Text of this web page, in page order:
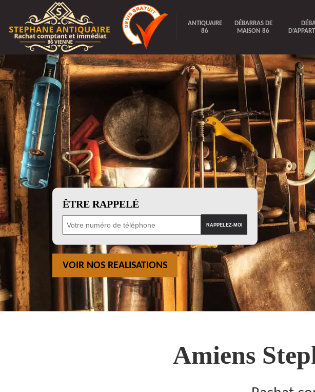
ANTIQUAIRE
86
DÉBARRAS DE
MAISON 86
ÊTRE RAPPELÉ
VOIR NOS REALISATIONS
Amiens